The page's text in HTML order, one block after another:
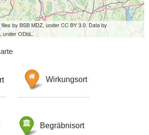
by BSB MDZ, under CC BY 3.0. Data by
under ODbL.
Wirkungsort
Begräbnisort